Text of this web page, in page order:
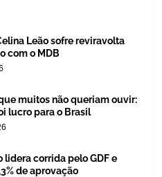
Leão sofre reviravolta
com o MDB
muitos não queriam ouvir:
lucro para o Brasil
lidera corrida pelo GDF e
de aprovação